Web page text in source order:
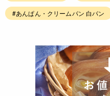
#あんぱん・クリームパン 白パン